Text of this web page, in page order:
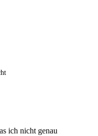
ich nicht genau